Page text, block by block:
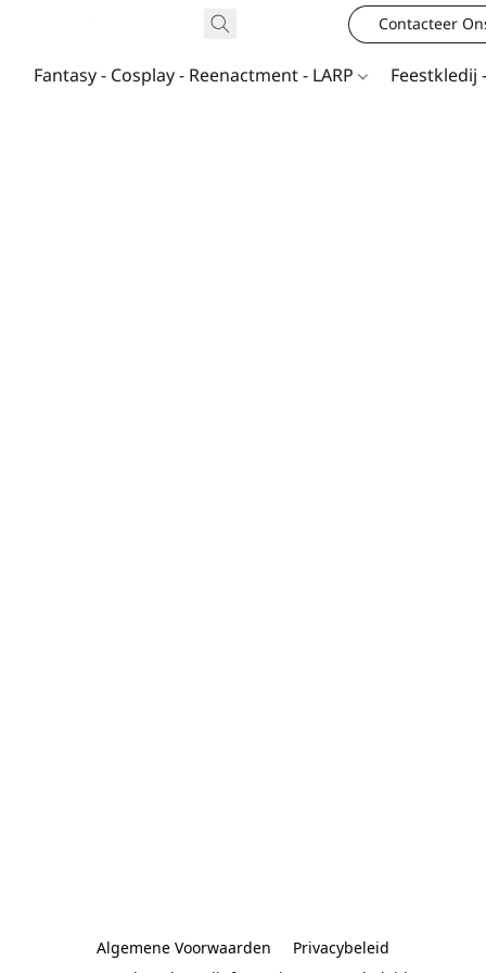
Contacteer
Fantasy - Cosplay - Reenactment - LARP Feestkledij
Algemene Voorwaarden
Privacybeleid